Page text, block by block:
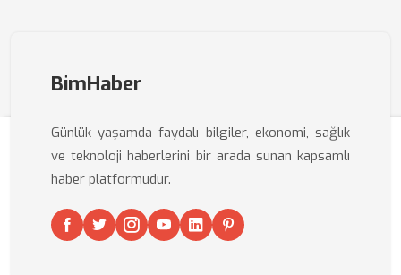
BimHaber
Günlük yaşamda faydalı bilgiler, ekonomi, sağlık
ve teknoloji haberlerini bir arada sunan kapsamlı
haber platformudur.